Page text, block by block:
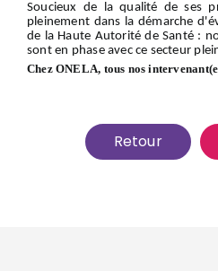
Soucieux de la qualité de ses
pleinement dans la démarche
de la Haute Autorité de Santé :
sont en phase avec ce secteur
Chez ONELA, tous nos
Retour